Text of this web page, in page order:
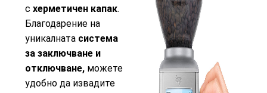
с херметичен капак.
Благодарение на
уникалната система
за заключване и
отключване, можете
удобно да извадите